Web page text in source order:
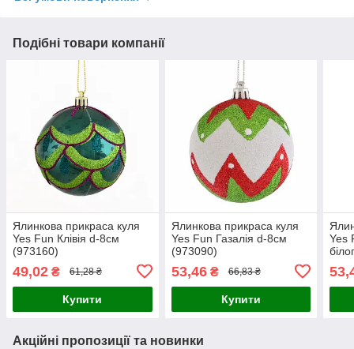
Подібні товари компанії
Ялинкова прикраса куля
Yes Fun Клівія d-8см
(973160)
49,02 ₴ 61,28 ₴
Купити
Ялинкова прикраса куля
Yes Fun Газалія d-8см
(973090)
53,46₴ 66,83 ₴
Купити
Yes
Акційні пропозиції та новинки